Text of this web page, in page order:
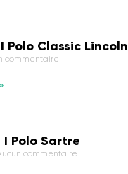
Polo Classic Lincoln
commentaire
I Polo Sartre
commentaire